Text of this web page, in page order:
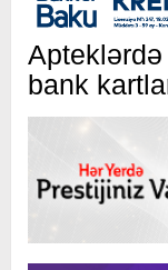
bank